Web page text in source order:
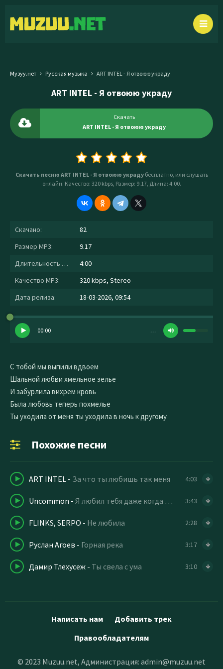
Музуу.нет Русская музыка ART INTEL - Я отвоюю украду
ART INTEL - Я отвоюю украду
Скачать
ART INTEL - Я отвоюю украду
Скачать песню ART INTEL - Я отвоюю украдубесплатно, или слушать
онлайн. Качество: 320 kbps, Размер: 9.17, Длина: 4:00.
Скачано:
82
Размер MP3:
9.17
Длительность MP3:
4:00
Качество MP3:
320 kbps, Stereo
Дата релиза:
18-03-2026, 09:54
00:00 …
С тобой мы выпили вдвоем
Шальной любви хмельное зелье
И забурлила вихрем кровь
Была любовь теперь похмелье
Ты уходила от меня ты уходила в ночь к другому
Похожие песни
ART INTEL - За что ты любишь так меня 4:03
Uncommon - Я любил тебя даже когда ты уходила 3:43
FLINKS, SERPO - Не любила 2:28
Руслан Агоев - Горная река 3:17
Дамир Тлехусеж - Ты свела с ума 3:10
Написать нам
Добавить трек
Правообладателям
© 2023 Muzuu.net, Администрация: admin@muzuu.net